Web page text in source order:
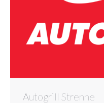
Autogrill Strenne